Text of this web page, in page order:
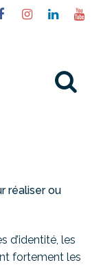
Lien
Facebook
Lien
Instagram
Lien
réaliser ou
d’identité, les
fortement les